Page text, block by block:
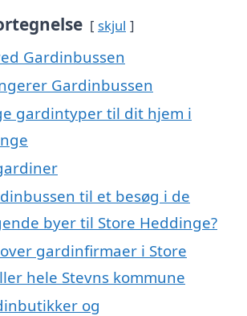
skjul
Gardinbussen
Gardinbussen
gardintyper til dit hjem i
til et besøg i de
byer til Store Heddinge?
gardinfirmaer i Store
hele Stevns kommune
og